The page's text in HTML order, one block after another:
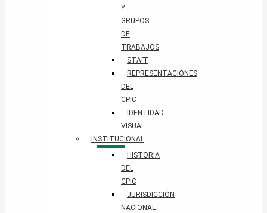
Y
GRUPOS
DE
TRABAJOS
STAFF
REPRESENTACIONES
DEL
CPIC
IDENTIDAD
VISUAL
INSTITUCIONAL
HISTORIA
DEL
CPIC
JURISDICCIÓN
NACIONAL